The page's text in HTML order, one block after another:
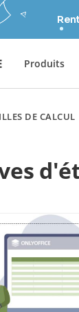
Produits
DE CALCUL